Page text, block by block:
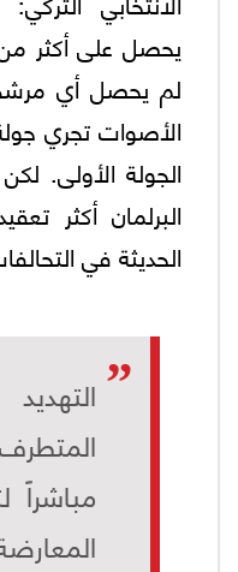
الأصوات تجري
الجولة الأولى.
البرلمان أكثر
الحديثة في